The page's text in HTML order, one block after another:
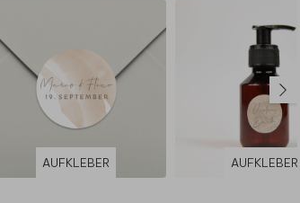
AUFKLEBER AUFKLEBER